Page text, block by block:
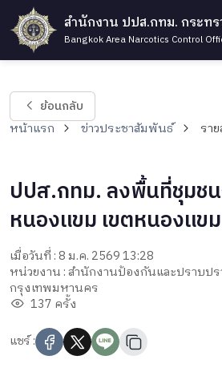
สำนักงาน ปปส.กทม. กระทร
Bangkok Area Narcotics Control
ย้อนกลับ
หน้าแรก ข่าวประชาสัมพันธ์ รา
ปปส.กทม. ลงพื้นที่ชุมช
หนองแขม เขตหนองแขม
เมื่อวันที่ : 8 ม.ค. 2569 13:28
หน่วยงาน : สำนักงานป้องกันและปราบป
กรุงเทพมหานคร
137 ครั้ง
แชร์ :